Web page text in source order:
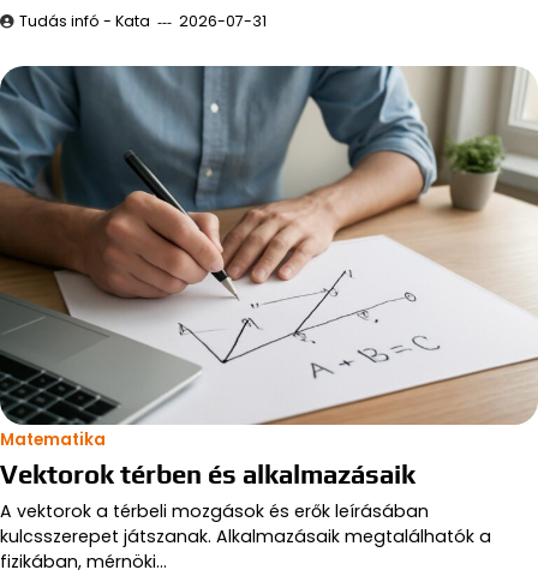
Tudás infó - Kata 2026-07-31
Matematika
Vektorok térben és alkalmazásaik
A vektorok a térbeli mozgások és erők leírásában
kulcsszerepet játszanak. Alkalmazásaik megtalálhatók a
fizikában, mérnöki…